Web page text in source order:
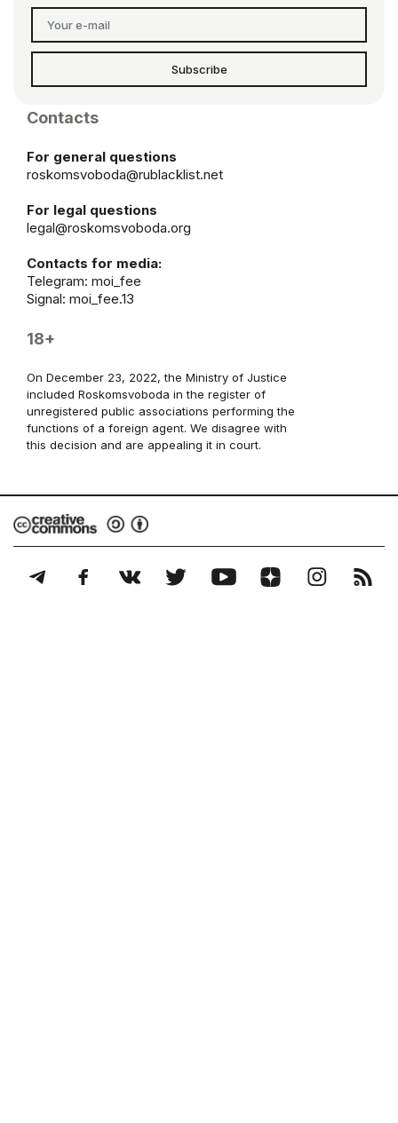
Subscribe
Contacts
For general questions
roskomsvoboda@rublacklist.net
For legal questions
legal@roskomsvoboda.org
Contacts for media:
Telegram: moi_fee
Signal: moi_fee.13
18+
On December 23, 2022, the Ministry of Justice
included Roskomsvoboda in the register of
unregistered public associations performing the
functions of a foreign agent. We disagree with
this decision and are appealing it in court.